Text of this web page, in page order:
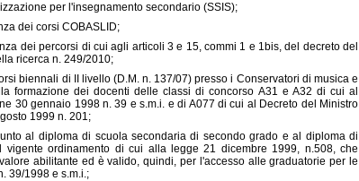
per l'insegnamento secondario (SSIS);
dei corsi COBASLID;
dei percorsi di cui agli articoli 3 e 15, commi 1 e 1bis, del decreto del
ricerca n. 249/2010;
biennali di II livello (D.M. n. 137/07) presso i Conservatori di musica e
formazione dei docenti delle classi di concorso A31 e A32 di cui al
30 gennaio 1998 n. 39 e s.m.i. e di A077 di cui al Decreto del Ministro
1999 n. 201;
al diploma di scuola secondaria di secondo grado e al diploma di
vigente ordinamento di cui alla legge 21 dicembre 1999, n.508, che
abilitante ed è valido, quindi, per l'accesso alle graduatorie per le
39/1998 e s.m.i.;